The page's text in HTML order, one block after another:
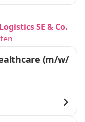
SE & Co.
(m/w/